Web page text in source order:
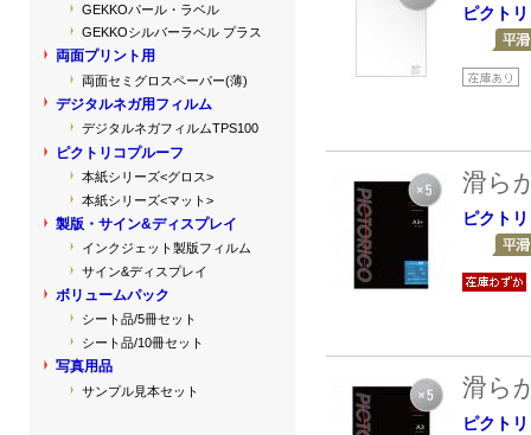
ピクト
滑ら
ピクト
滑ら
ピクト
GEKKOパール・ラベル
GEKKOシルバーラベル プラス
両面プリント用
両面セミグロスペーパー(薄)
デジタルネガ用フィルム
デジタルネガフィルムTPS100
ピクトリコプルーフ
本紙シリーズ<グロス>
本紙シリーズ<マット>
製版・サイン&ディスプレイ
インクジェット製版フィルム
サイン&ディスプレイ
ボリュームパック
シート品/5冊セット
シート品/10冊セット
写真用品
サンプル見本セット